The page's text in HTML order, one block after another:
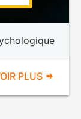
PLUS